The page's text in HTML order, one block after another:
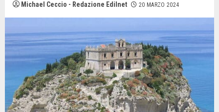
Michael Ceccio - Redazione Edilnet 20 MARZO 2024